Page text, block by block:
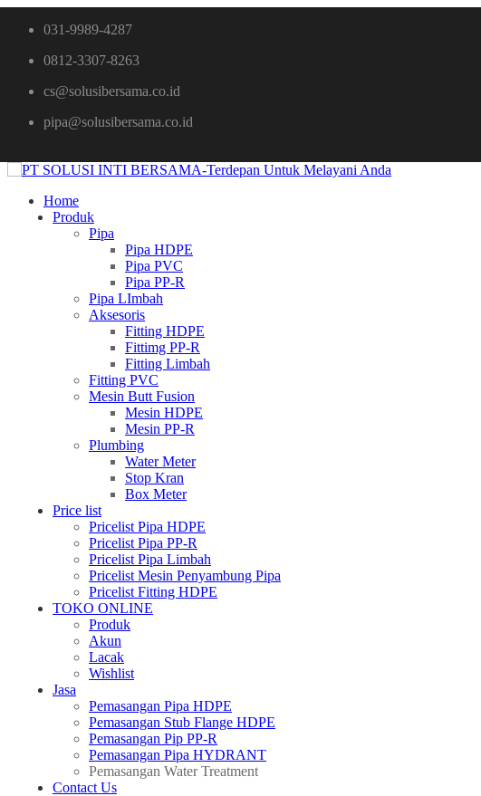
031-9989-4287
0812-3307-8263
cs@solusibersama.co.id
pipa@solusibersama.co.id
Home
Produk
Pipa
Pipa HDPE
Pipa PVC
Pipa PP-R
Pipa LImbah
Aksesoris
Fitting HDPE
Fittimg PP-R
Fitting Limbah
Fitting PVC
Mesin Butt Fusion
Mesin HDPE
Mesin PP-R
Plumbing
Water Meter
Stop Kran
Box Meter
Price list
Pricelist Pipa HDPE
Pricelist Pipa PP-R
Pricelist Pipa Limbah
Pricelist Mesin Penyambung Pipa
Pricelist Fitting HDPE
TOKO ONLINE
Produk
Akun
Lacak
Wishlist
Jasa
Pemasangan Pipa HDPE
Pemasangan Stub Flange HDPE
Pemasangan Pip PP-R
Pemasangan Pipa HYDRANT
Pemasangan Water Treatment
Contact Us